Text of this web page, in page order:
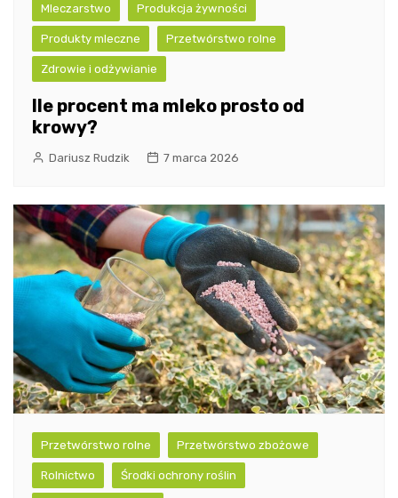
Mleczarstwo Produkcja żywności
Produkty mleczne Przetwórstwo rolne
Zdrowie i odżywianie
Ile procent ma mleko prosto od
krowy?
Dariusz Rudzik 7 marca 2026
Przetwórstwo rolne Przetwórstwo zbożowe
Rolnictwo Środki ochrony roślin